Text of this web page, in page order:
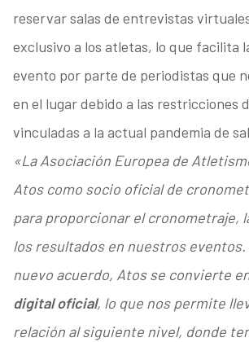
reservar salas de entrevistas
exclusivo a los atletas, lo que facilita
evento por parte de periodistas que
en el lugar debido a las restricciones
vinculadas a la actual pandemia de
«La Asociación Europea de
Atos como socio oficial de
para proporcionar el cronometraje,
los resultados en nuestros
nuevo acuerdo, Atos se convierte
digital oficial, lo que nos permite
relación al siguiente nivel, donde